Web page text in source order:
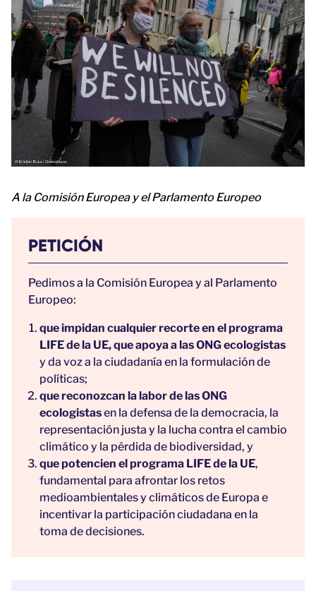
A la Comisión Europea y el Parlamento Europeo
PETICIÓN
Pedimos a la Comisión Europea y al Parlamento
Europeo:
que impidan cualquier recorte en el programa
LIFE de la UE, que apoya a las ONG ecologistas
y da voz a la ciudadanía en la formulación de
políticas;
que reconozcan la labor de las ONG
ecologistasen la defensa de la democracia, la
representación justa y la lucha contra el cambio
climático y la pérdida de biodiversidad, y
que potencien el programa LIFE de la UE,
fundamental para afrontar los retos
medioambientales y climáticos de Europa e
incentivar la participación ciudadana en la
toma de decisiones.